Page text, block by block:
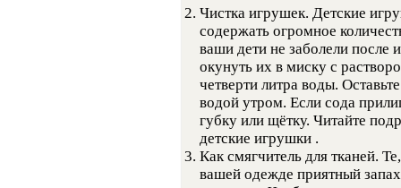
Чистка игрушек. Детские
содержать огромное
ваши дети не заболели после
окунуть их в миску с
четверти литра воды.
водой утром. Если сода
губку или щётку. Читайте
детские игрушки .
Как смягчитель для тканей.
вашей одежде приятный